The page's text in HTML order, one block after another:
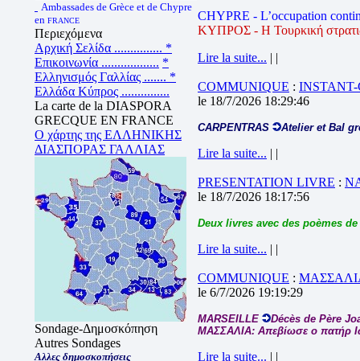
Ambassades de Grèce et de Chypre
en FRANCE
Περιεχόμενα
Αρχική Σελίδα ............... *
Επικοινωνία .................. *
Ελληνισμός Γαλλίας ....... *
Ελλάδα Κύπρος ...............
La carte de la DIASPORA
GRECQUE EN FRANCE
Ο χάρτης της ΕΛΛΗΝΙΚΗΣ
ΔΙΑΣΠΟΡΑΣ ΓΑΛΛΙΑΣ
Sondage-Δημοσκόπηση
Autres Sondages
Αλλες δημοσκοπήσεις
CHYPRE - L’occupation
ΚΥΠΡΟΣ - Η Τουρκική
Lire la suite... | |
COMMUNIQUE : INSTANT-
le 18/7/2026 18:29:46
CARPENTRAS Atelier et Bal
Lire la suite... | |
PRESENTATION LIVRE :
le 18/7/2026 18:17:56
Deux livres avec des poèmes
Lire la suite... | |
COMMUNIQUE :
le 6/7/2026 19:19:29
MARSEILLE
Décès de Père
ΜΑΣΣΑΛΙΑ: Απεβίωσε ο πατήρ
Lire la suite... | |